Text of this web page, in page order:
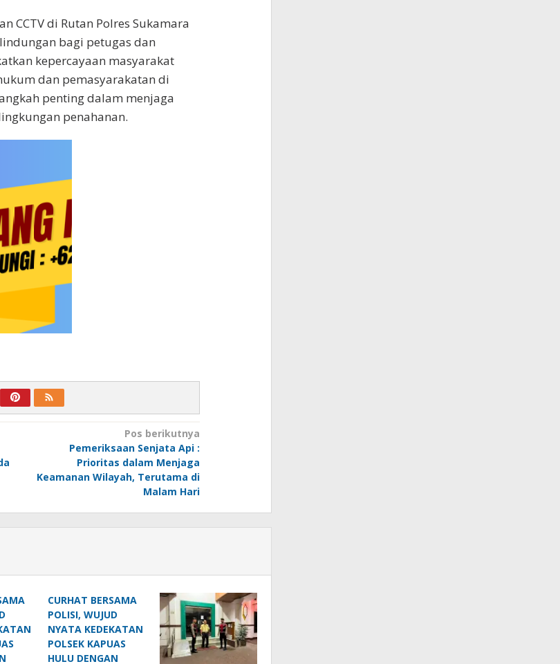
CCTV di Rutan Polres Sukamara
bagi petugas dan
kepercayaan masyarakat
dan pemasyarakatan di
penting dalam menjaga
penahanan.
Pos berikutnya
Pemeriksaan Senjata Api :
Prioritas dalam Menjaga
Keamanan Wilayah, Terutama di
Malam Hari
CURHAT BERSAMA
POLISI, WUJUD
NYATA KEDEKATAN
POLSEK KAPUAS
HULU DENGAN